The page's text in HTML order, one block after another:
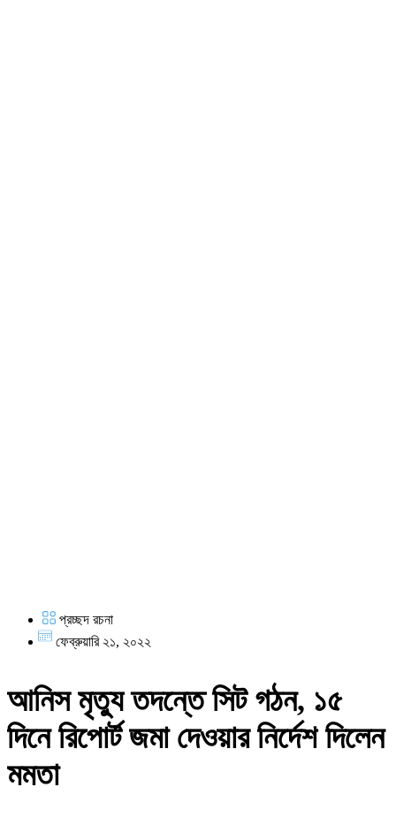
প্রচ্ছদ রচনা
ফেব্রুয়ারি ২১, ২০২২
আনিস মৃত্যু তদন্তে সিট গঠন, ১৫
দিনে রিপোর্ট জমা দেওয়ার নির্দেশ দিলেন
মমতা